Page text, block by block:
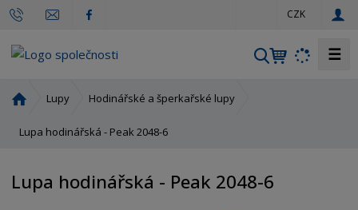
CZK
V
a
t
☰
o
í
Lupy Hodinářské a šperkařské lupy
Lupa hodinářská - Peak 2048-6
Lupa hodinářská - Peak 2048-6